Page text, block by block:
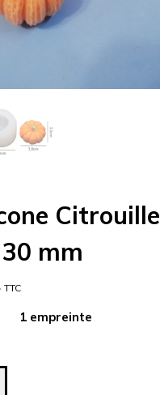
Citrouille
mm
Le
actuel
TTC
1 empreinte